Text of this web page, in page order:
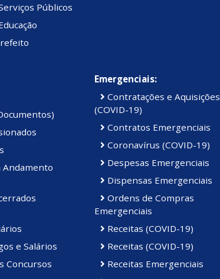
Públicos
Andamento
e Salários
Concursos
Emergenciais:
Contratações e Aquisições
(COVID-19)
Contratos Emergenciais
Coronavírus (COVID-19)
Despesas Emergenciais
Dispensas Emergenciais
Ordens de Compras
Emergenciais
Receitas (COVID-19)
Receitas (COVID-19)
Receitas Emergenciais